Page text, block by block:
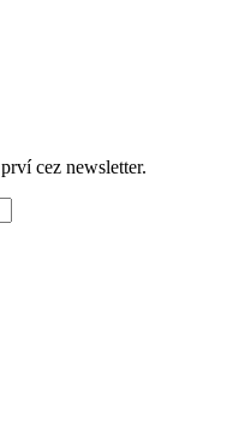
cez newsletter.